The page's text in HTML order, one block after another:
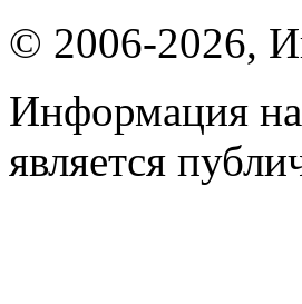
© 2006-2026,
Информация на
является